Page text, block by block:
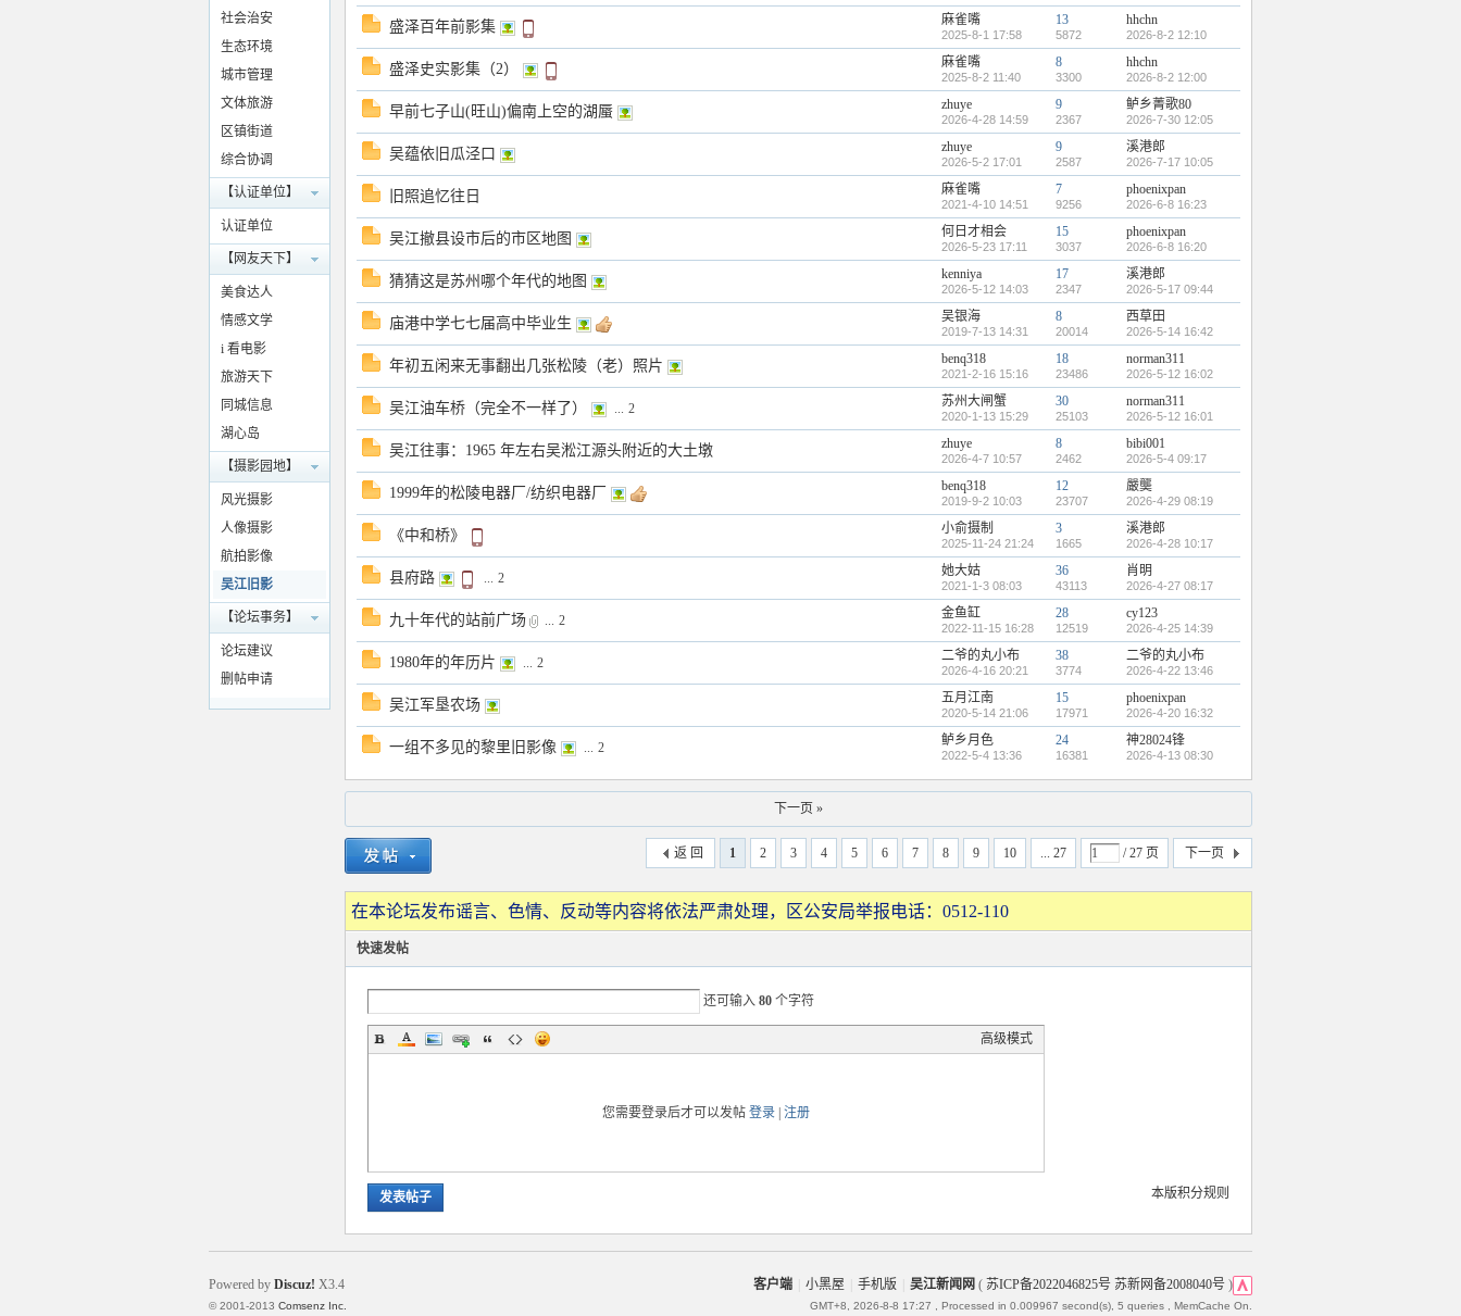
论
社会治安
生态环境
城市管理
文体旅游
区镇街道
综合协调
【认证单位】
认证单位
【网友天下】
美食达人
情感文学
i 看电影
旅游天下
同城信息
湖心岛
【摄影园地】
风光摄影
人像摄影
航拍影像
吴江旧影
【论坛事务】
论坛建议
删帖申请
盛泽百年前影集 麻雀嘴
2025-8-1 17:58
13
5872
hhchn
2026-8-2 12:10
盛泽史实影集（2） 麻雀嘴
2025-8-2 11:40
8
3300
hhchn
2026-8-2 12:00
早前七子山(旺山)偏南上空的湖蜃 zhuye
2026-4-28 14:59
9
2367
鲈乡菁歌80
2026-7-30 12:05
吴蕴依旧瓜泾口 zhuye
2026-5-2 17:01
9
2587
溪港郎
2026-7-17 10:05
旧照追忆往日 麻雀嘴
2021-4-10 14:51
7
9256
phoenixpan
2026-6-8 16:23
吴江撤县设市后的市区地图 何日才相会
2026-5-23 17:11
15
3037
phoenixpan
2026-6-8 16:20
猜猜这是苏州哪个年代的地图 kenniya
2026-5-12 14:03
17
2347
溪港郎
2026-5-17 09:44
庙港中学七七届高中毕业生 吴银海
2019-7-13 14:31
8
20014
西草田
2026-5-14 16:42
年初五闲来无事翻出几张松陵（老）照片 benq318
2021-2-16 15:16
18
23486
norman311
2026-5-12 16:02
吴江油车桥（完全不一样了） ... 2 苏州大闸蟹
2020-1-13 15:29
30
25103
norman311
2026-5-12 16:01
吴江往事：1965 年左右吴淞江源头附近的大土墩 zhuye
2026-4-7 10:57
8
2462
bibi001
2026-5-4 09:17
1999年的松陵电器厂/纺织电器厂 benq318
2019-9-2 10:03
12
23707
嚴龑
2026-4-29 08:19
《中和桥》 小俞摄制
2025-11-24 21:24
3
1665
溪港郎
2026-4-28 10:17
县府路 ... 2 她大姑
2021-1-3 08:03
36
43113
肖明
2026-4-27 08:17
九十年代的站前广场 ... 2 金鱼缸
2022-11-15 16:28
28
12519
cy123
2026-4-25 14:39
1980年的年历片 ... 2 二爷的丸小布
2026-4-16 20:21
38
3774
二爷的丸小布
2026-4-22 13:46
吴江军垦农场 五月江南
2020-5-14 21:06
15
17971
phoenixpan
2026-4-20 16:32
一组不多见的黎里旧影像 ... 2 鲈乡月色
2022-5-4 13:36
24
16381
神28024锋
2026-4-13 08:30
下一页 »
1 2 3 4 5 6 7 8 9 10 ... 27 / 27 页 下一页
返 回
在本论坛发布谣言、色情、反动等内容将依法严肃处理，区公安局举报电话：0512-110
快速发帖
还可输入 80 个字符
高级模式
您需要登录后才可以发帖 登录 注册
本版积分规则
发表帖子
客户端 小黑屋 手机版 吴江新闻网 ( 苏ICP备2022046825号 苏新网备2008040号 )
GMT+8, 2026-8-8 17:27 , Processed in 0.009967 second(s), 5 queries , MemCache On.
Powered by Discuz! X3.4
© 2001-2013 Comsenz Inc.